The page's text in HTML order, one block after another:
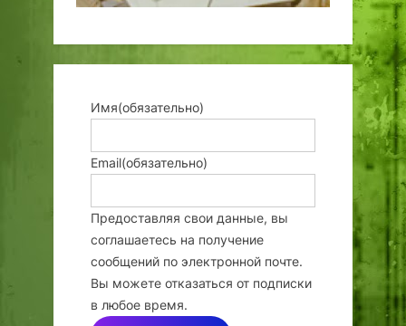
Имя(обязательно)
Email(обязательно)
Предоставляя свои данные, вы
соглашаетесь на получение
сообщений по электронной почте.
Вы можете отказаться от подписки
в любое время.